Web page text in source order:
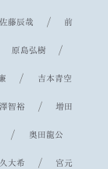
佐藤辰哉 / 前
原島弘樹 /
/ 吉本青空
智裕 /増田
/ 奥田龍公
大希 / 宮元